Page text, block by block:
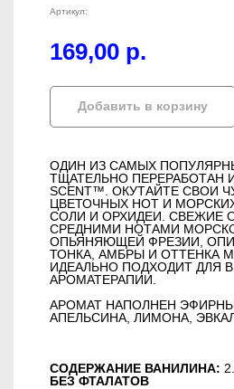
Артикул:
169,00 р.
Добавить в корзину
ОДИН ИЗ САМЫХ
ТЩАТЕЛЬНО ПЕРЕРАБОТАН И
SCENT™. ОКУТАЙТЕ СВОИ
ЦВЕТОЧНЫХ НОТ И
СОЛИ И ОРХИДЕИ. СВЕЖИЕ
СРЕДНИМИ НОТАМИ
ОПЬЯНЯЮЩЕЙ ФРЕЗИИ,
ТОНКА, АМБРЫ И ОТТЕНКА
ИДЕАЛЬНО ПОДХОДИТ ДЛЯ
АРОМАТЕРАПИИ.
АРОМАТ НАПОЛНЕН
АПЕЛЬСИНА, ЛИМОНА,
СОДЕРЖАНИЕ ВАНИЛИНА:
БЕЗ ФТАЛАТОВ